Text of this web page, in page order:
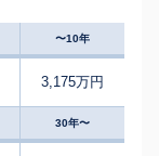
〜10年
3,175万円
30年〜